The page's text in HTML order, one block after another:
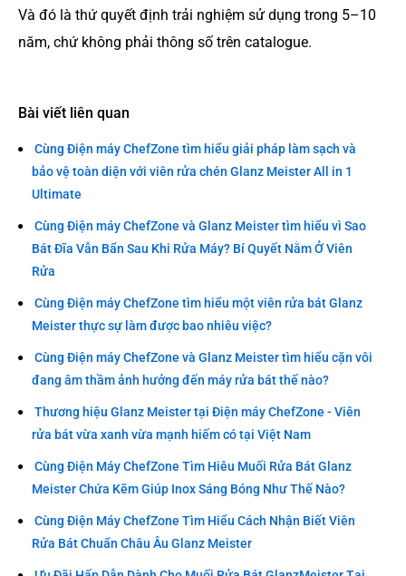
Và đó là thứ quyết định trải nghiệm sử dụng trong 5–10
năm, chứ không phải thông số trên catalogue.
Bài viết liên quan
Cùng Điện máy ChefZone tìm hiểu giải pháp làm sạch và
bảo vệ toàn diện với viên rửa chén Glanz Meister All in 1
Ultimate
Cùng Điện máy ChefZone và Glanz Meister tìm hiểu vì Sao
Bát Đĩa Vẫn Bẩn Sau Khi Rửa Máy? Bí Quyết Nằm Ở Viên
Rửa
Cùng Điện máy ChefZone tìm hiểu một viên rửa bát Glanz
Meister thực sự làm được bao nhiêu việc?
Cùng Điện máy ChefZone và Glanz Meister tìm hiểu cặn vôi
đang âm thầm ảnh hưởng đến máy rửa bát thế nào?
Thương hiệu Glanz Meister tại Điện máy ChefZone - Viên
rửa bát vừa xanh vừa mạnh hiếm có tại Việt Nam
Cùng Điện Máy ChefZone Tìm Hiêu Muối Rửa Bát Glanz
Meister Chứa Kẽm Giúp Inox Sáng Bóng Như Thế Nào?
Cùng Điện Máy ChefZone Tìm Hiểu Cách Nhận Biết Viên
Rửa Bát Chuẩn Châu Âu Glanz Meister